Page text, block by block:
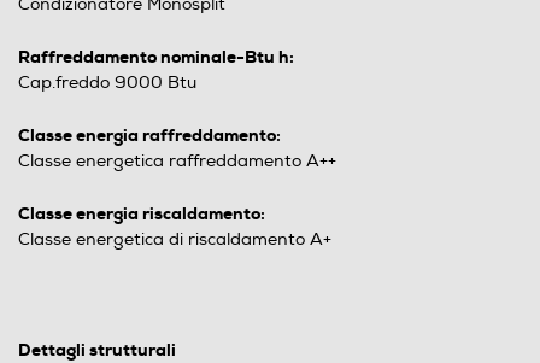
Condizionatore Monosplit
Raffreddamento nominale-Btu h:
Cap.freddo 9000 Btu
Classe energia raffreddamento:
Classe energetica raffreddamento A++
Classe energia riscaldamento:
Classe energetica di riscaldamento A+
Dettagli strutturali